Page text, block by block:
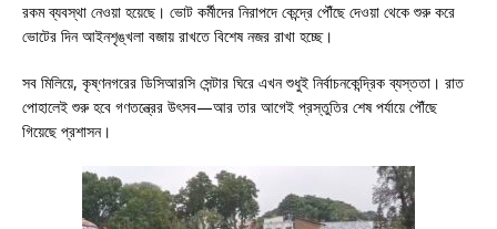
রকম ব্যবস্থা নেওয়া হয়েছে। ভোট কর্মীদের নিরাপদে কেন্দ্রে পৌঁছে দেওয়া থেকে শুরু করে
ভোটের দিন আইনশৃঙ্খলা বজায় রাখতে বিশেষ নজর রাখা হচ্ছে।
সব মিলিয়ে, কৃষ্ণনগরের ডিসিআরসি সেন্টার ঘিরে এখন শুধুই নির্বাচনকেন্দ্রিক ব্যস্ততা। রাত
পোহালেই শুরু হবে গণতন্ত্রের উৎসব—আর তার আগেই প্রস্তুতির শেষ পর্যায়ে পৌঁছে
গিয়েছে প্রশাসন।